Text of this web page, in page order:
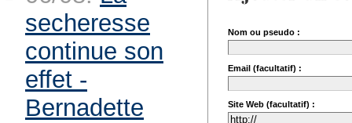
Nom ou pseudo :
Email (facultatif) :
Site Web (facultatif) :
secheresse
continue son
effet -
Bernadette